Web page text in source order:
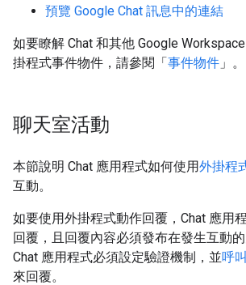
預覽 Google Chat 訊息中的連結
如要瞭解 Chat 和其他 Google
掛程式事件物件，請參閱「事件物件 」。
聊天室活動
本節說明 Chat 應用程式如何使用外掛程
互動。
如要使用外掛程式動作回覆，Chat 應用
回覆，且回覆內容必須發布在發生互動的
Chat 應用程式必須設定驗證機制，並呼
來回覆。